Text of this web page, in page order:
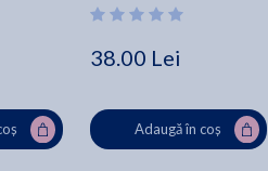
38.00 Lei
Adaugă în coș